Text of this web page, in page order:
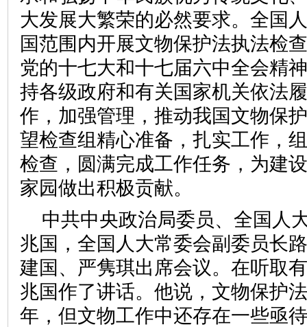
大发展大繁荣的必然要求。全国
国范围内开展文物保护法执法检
党的十七大和十七届六中全会精
持各级政府和有关国家机关依法
作，加强管理，推动我国文物保
望检查组精心准备，扎实工作，
检查，圆满完成工作任务，为建
家园做出积极贡献。
中共中央政治局委员、全国人
兆国，全国人大常委会副委员长
建国、严隽琪出席会议。在听取
兆国作了讲话。他说，文物保护
年，但文物工作中还存在一些亟